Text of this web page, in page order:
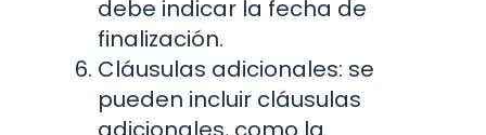
debe indicar la fecha de
finalización.
Cláusulas adicionales: se
pueden incluir cláusulas